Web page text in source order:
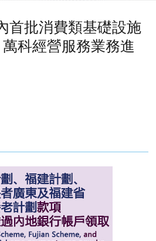
首批消費類基礎設施
科經營服務業務進